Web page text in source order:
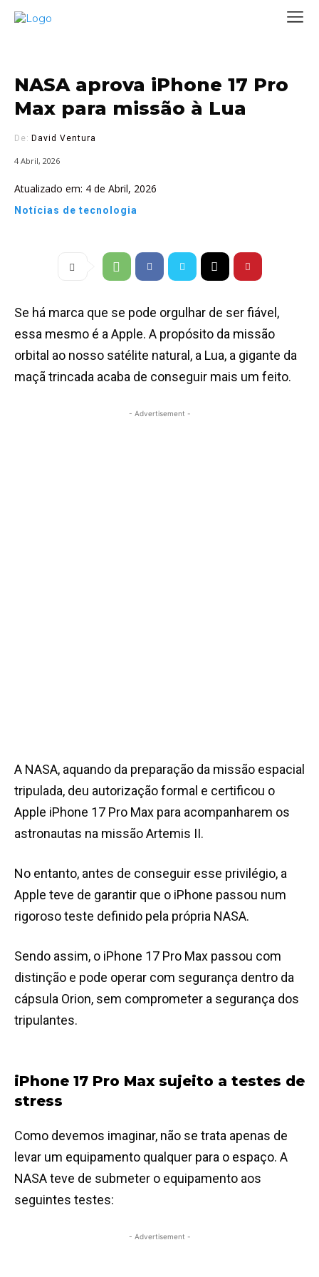
NASA aprova iPhone 17 Pro
Max para missão à Lua
De: David Ventura
4 Abril, 2026
Atualizado em: 4 de Abril, 2026
Notícias de tecnologia
Se há marca que se pode orgulhar de ser fiável,
essa mesmo é a Apple. A propósito da missão
orbital ao nosso satélite natural, a Lua, a gigante da
maçã trincada acaba de conseguir mais um feito.
- Advertisement -
A NASA, aquando da preparação da missão espacial
tripulada, deu autorização formal e certificou o
Apple iPhone 17 Pro Max para acompanharem os
astronautas na missão Artemis II.
No entanto, antes de conseguir esse privilégio, a
Apple teve de garantir que o iPhone passou num
rigoroso teste definido pela própria NASA.
Sendo assim, o iPhone 17 Pro Max passou com
distinção e pode operar com segurança dentro da
cápsula Orion, sem comprometer a segurança dos
tripulantes.
iPhone 17 Pro Max sujeito a testes de
stress
Como devemos imaginar, não se trata apenas de
levar um equipamento qualquer para o espaço. A
NASA teve de submeter o equipamento aos
seguintes testes:
- Advertisement -